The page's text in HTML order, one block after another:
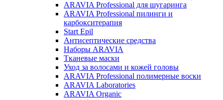
ARAVIA Professional для шугаринга
ARAVIA Professional пилинги и
карбокситерапия
Start Epil
Антисептические средства
Наборы ARAVIA
Тканевые маски
Уход за волосами и кожей головы
ARAVIA Professional полимерные воски
ARAVIA Laboratories
ARAVIA Organic